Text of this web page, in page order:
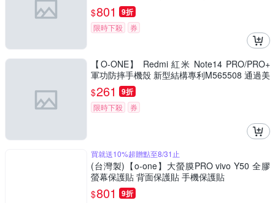
護貼
$801 9折
限時下殺 券
【O-ONE】 Redmi 紅米 Note14 PRO/PRO+
軍功防摔手機殼 新型結構專利M565508 通過美
國軍規防摔認證標準MID810G
$261 9折
限時下殺 券
買就送10%超贈點至8/31止
(台灣製)【o-one】大螢膜PRO vivo Y50 全膠
螢幕保護貼 背面保護貼 手機保護貼
$801 9折